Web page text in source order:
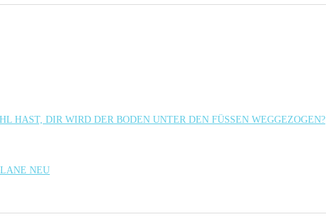
HAST, DIR WIRD DER BODEN UNTER DEN FÜSSEN WEGGEZOGEN?
NEU